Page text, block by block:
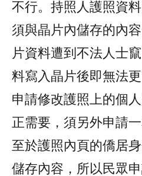
不行。持照人護照資
須與晶片內儲存的內
片資料遭到不法人士
料寫入晶片後即無法
申請修改護照上的個
正需要，須另外申請
至於護照內頁的僑居
儲存內容，所以民眾